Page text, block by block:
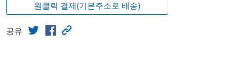
원클릭 결제(기본주소로 배송)
공유